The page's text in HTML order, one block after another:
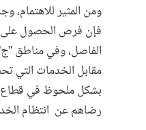
ومن المثير
فإن فرص الحصول على
الفاصل، وفي مناطق
مقابل الخدمات التي
بشكل ملحوظ في قطاع
رضاهم عن انتظام